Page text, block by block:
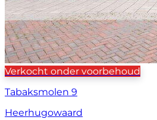
Verkocht onder voorbehoud
Tabaksmolen 9
Heerhugowaard